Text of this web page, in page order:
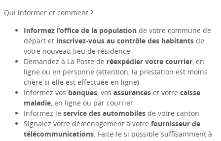
Qui informer et comment ?
Informez l’office de la populationde votre commune de
départ et inscrivez-vous au contrôle des habitantsde
votre nouveau lieu de résidence
Demandez à La Poste de réexpédier votre courrier, en
ligne ou en personne (attention, la prestation est moins
chère si elle est effectuée en ligne)
Informez vos banques, vos assuranceset votre caisse
maladie, en ligne ou par courrier
Informez le service des automobilesde votre canton
Signalez votre déménagement à votre fournisseur de
télécommunications. Faite-le si possible suffisamment à